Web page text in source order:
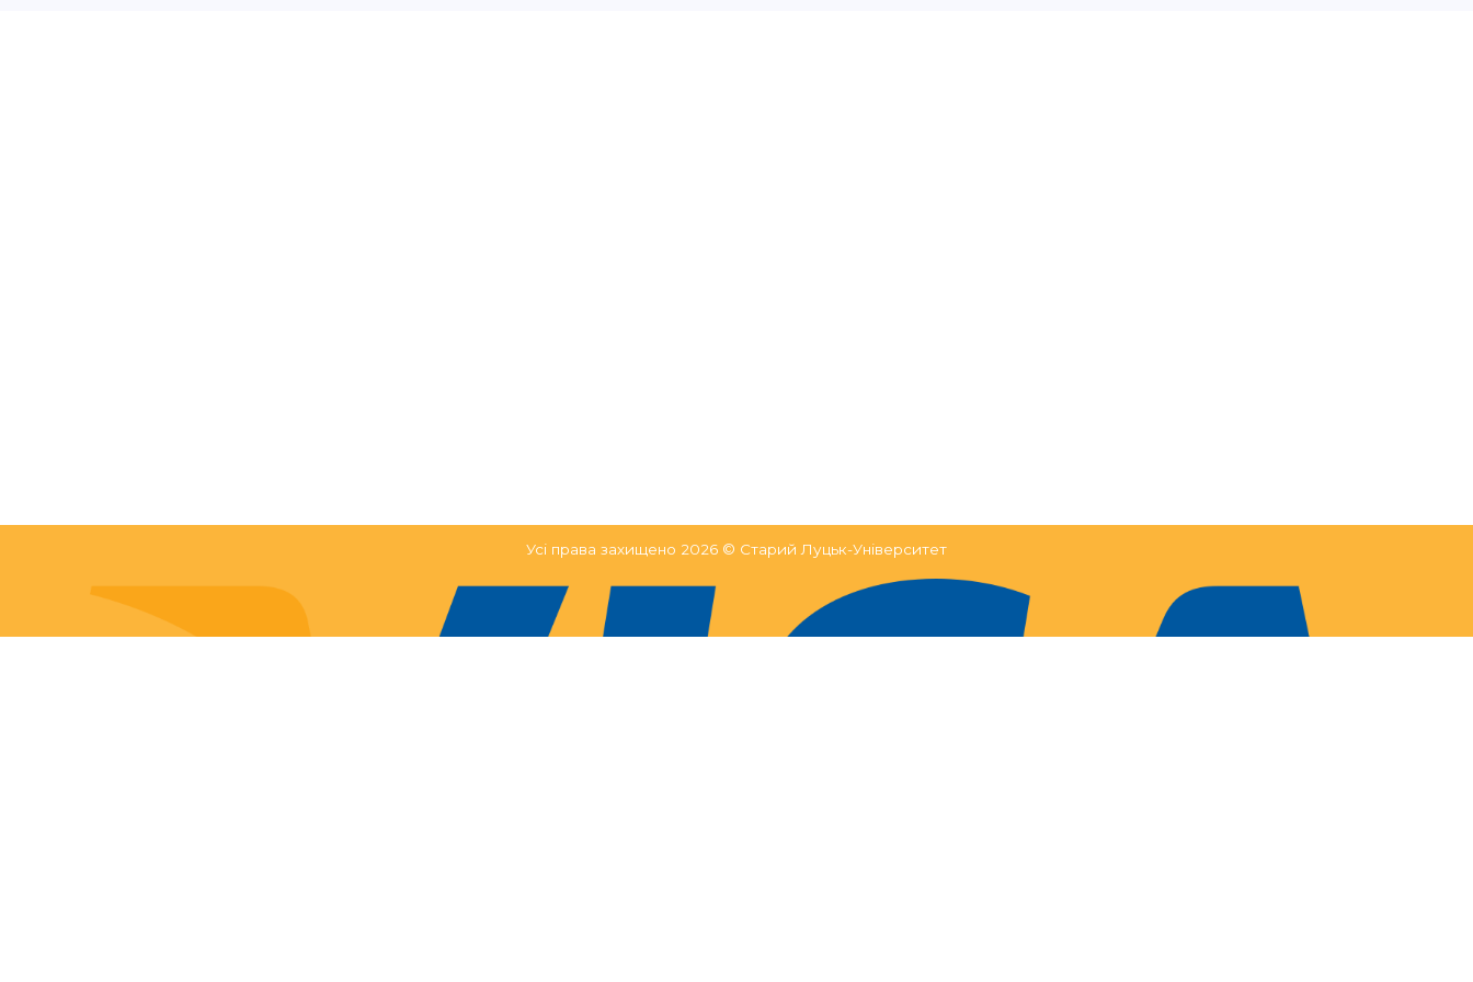
Усі права захищено 2026 © Старий Луцьк-Університет